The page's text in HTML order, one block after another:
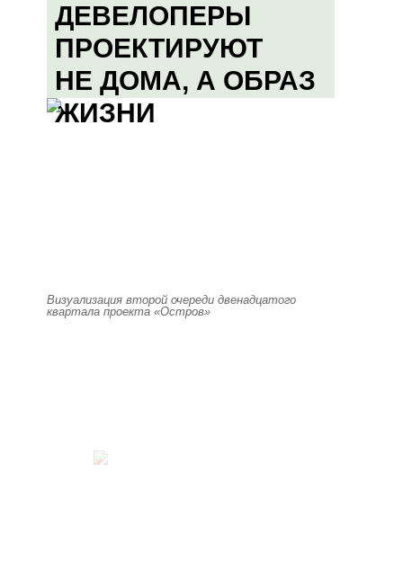
ДЕВЕЛОПЕРЫ
ПРОЕКТИРУЮТ
НЕ ДОМА, А ОБРАЗ
ЖИЗНИ
Визуализация второй очереди двенадцатого
квартала проекта «Остров»